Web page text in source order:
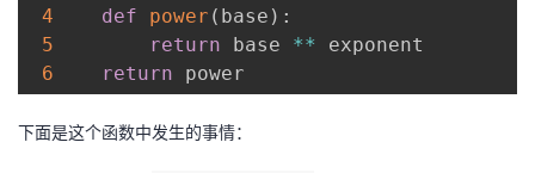
4
def power ( base ) :
5
return base **
exponent
6
return
下面是这个函数中发生的事情：